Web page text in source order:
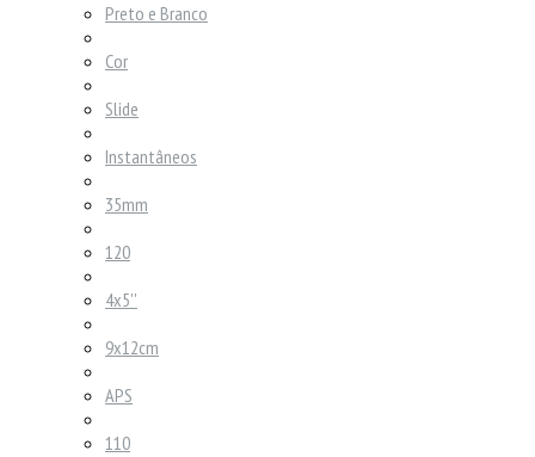
Preto e Branco
Cor
Slide
Instantâneos
35mm
120
4x5''
9x12cm
APS
110